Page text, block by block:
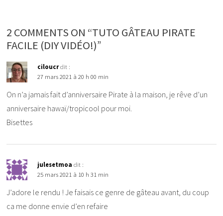
2 COMMENTS ON “TUTO GÂTEAU PIRATE
FACILE (DIY VIDÉO!)”
ciloucrdit :
27 mars 2021 à 20 h 00 min
On n’a jamais fait d’anniversaire Pirate à la maison, je rêve d’un
anniversaire hawaï/tropicool pour moi.
Bisettes
julesetmoa dit :
25 mars 2021 à 10 h 31 min
J’adore le rendu ! Je faisais ce genre de gâteau avant, du coup
ca me donne envie d’en refaire